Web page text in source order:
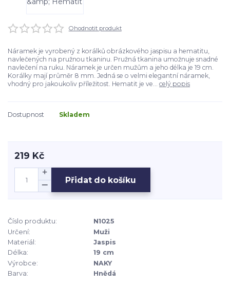
Ohodnotit produkt
Náramek je vyrobený z korálků obrázkového jaspisu a hematitu,
navlečených na pružnou tkaninu. Pružná tkanina umožnuje snadné
navlečení na ruku. Náramek je určen mužům a jeho délka je 19 cm.
Korálky mají průměr 8 mm. Jedná se o velmi elegantní náramek,
vhodný pro jakoukoliv příležitost. Hematit je ve... celý popis
Dostupnost Skladem
219 Kč
Přidat do košíku
Číslo produktu:
N1025
Určení:
Muži
Materiál:
Jaspis
Délka:
19 cm
Výrobce:
NAKY
Barva:
Hnědá